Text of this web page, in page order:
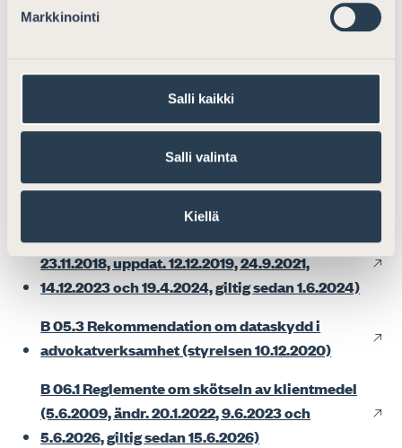
Markkinointi
Salli kaikki
Salli valinta
Kiellä
advokattjänster (3.9.2010, ändr. 12.5.2014)
(exempel) (12.5.2014)
B 05.1 Anvisning om informationssäkerhet
B 05.2 Informationssäkerhetsguide (styrelsen
23.11.2018, uppdat. 12.12.2019, 24.9.2021,
14.12.2023 och 19.4.2024, giltig sedan 1.6.2024)
B 05.3 Rekommendation om dataskydd i
advokatverksamhet (styrelsen 10.12.2020)
B 06.1 Reglemente om skötseln av klientmedel
(5.6.2009, ändr. 20.1.2022, 9.6.2023 och
5.6.2026, giltig sedan 15.6.2026)